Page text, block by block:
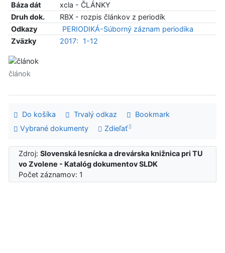
Báza dát
xcla - ČLÁNKY
Druh dok.
RBX - rozpis článkov z periodík
Odkazy
PERIODIKÁ-Súborný záznam periodika
Zväzky
2017: 1-12
článok
Do košíka Trvalý odkaz
Bookmark
Vybrané dokumenty
Zdieľať
Zdroj:Slovenská lesnícka a drevárska knižnica pri TU
vo Zvolene - Katalóg dokumentov SLDK
Počet záznamov: 1